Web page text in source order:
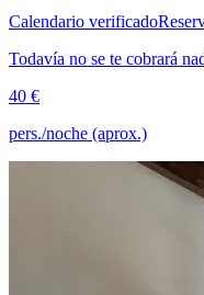
Calendario verificado
Todavía no se te cobrará
40 €
pers./noche (aprox.)